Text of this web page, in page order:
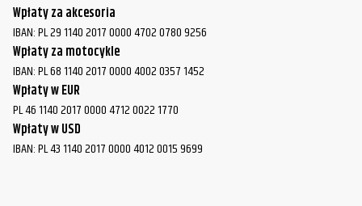
Wpłaty za akcesoria
IBAN: PL 29 1140 2017 0000 4702 0780 9256
Wpłaty za motocykle
IBAN: PL 68 1140 2017 0000 4002 0357 1452
Wpłaty w EUR
PL 46 1140 2017 0000 4712 0022 1770
Wpłaty w USD
IBAN: PL 43 1140 2017 0000 4012 0015 9699